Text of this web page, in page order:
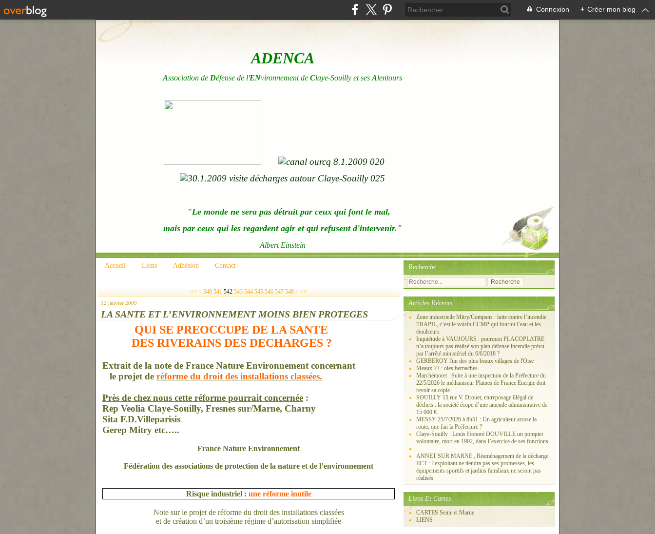
Connexion + Créer mon blog
ADENCA
Association de Défense de l'ENvironnement de Claye-Souilly et ses Alentours
"Le monde ne sera pas détruit par ceux qui font le mal,
mais par ceux qui les regardent agir et qui refusent d'intervenir."
Albert Einstein
Accueil Liens Adhésion Contact
<< < 500
510
520
530
540 541 542 543 544 545 546 547 548 > >>
12 janvier 2009
LA SANTE ET L’ENVIRONNEMENT MOINS BIEN PROTEGES
QUI SE PREOCCUPE DE LA SANTE
DES RIVERAINS DES DECHARGES ?
Extrait de la note de France Nature Environnement concernant
le projet de réforme du droit des installations classées.
Près de chez nous cette réforme pourrait concernée :
Rep Veolia Claye-Souilly, Fresnes sur/Marne, Charny
Sita F.D.Villeparisis
Gerep Mitry etc…..
France Nature Environnement
Fédération des associations de protection de la nature et de l’environnement
Risque industriel : une réforme inutile
Note sur le projet de réforme du droit des installations classées
et de création d’un troisième régime d’autorisation simplifiée
Recherche
Articles Récents
Zone industrielle Mitry/Compans : lutte contre l’incendie
TRAPIL, c’est le voisin CCMP qui fournit l’eau et les
émulseurs
Inquiétude à VAUJOURS : pourquoi PLACOPLATRE
n’a toujours pas réalisé son plan défense incendie prévu
par l’arrêté ministériel du 6/6/2018 ?
GERBEROY l'un des plus beaux villages de l'Oise
Meaux 77 : oies bernaches
Marchémoret : Suite à une inspection de la Préfecture du
22/5/2026 le méthaniseur Plaines de France Energie doit
revoir sa copie
SOUILLY 15 rue V. Drouet, entreposage illégal de
déchets : la société écope d’une amende administrative de
15 000 €
MESSY 25/7/2026 à 8h51 : Un agriculteur arrose la
route, que fait la Préfecture ?
Claye-Souilly : Louis Honoré DOUVILLE un pompier
volontaire, mort en 1902, dans l’exercice de ses fonctions
ANNET SUR MARNE , Réaménagement de la décharge
ECT : l’exploitant ne tiendra pas ses promesses, les
équipements sportifs et jardins familiaux ne seront pas
réalisés
Liens Et Cartes
CARTES Seine et Marne
LIENS